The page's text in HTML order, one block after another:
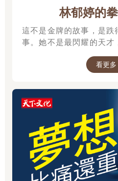
林郁婷的
這不是金牌的故事，是跌
事。她不是最閃耀的天才
看更多